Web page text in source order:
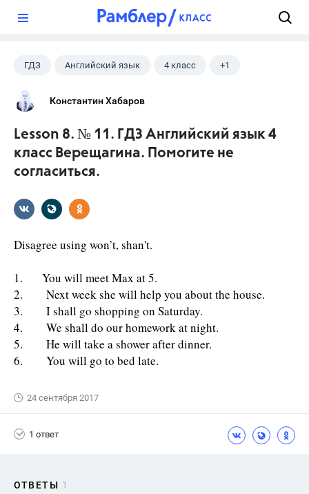
ГДЗ Английский язык 4 класс +1
Верещагина И.Н.
Константин Хабаров
Lesson 8. № 11. ГДЗ Английский язык 4
класс Верещагина. Помогите не
согласиться.
Disagree using won’t, shan't.
1. You will meet Max at 5.
2. Next week she will help you about the house.
3. I shall go shopping on Saturday.
4. We shall do our homework at night.
5. He will take a shower after dinner.
6. You will go to bed late.
24 сентября 2017
1 ответ
ОТВЕТЫ 1